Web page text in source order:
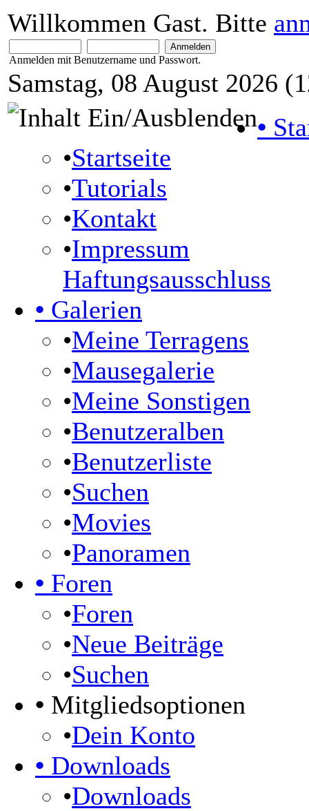
Willkommen Gast. Bitte
Anmelden mit Benutzername und Passwort.
Samstag, 08 August 2026
•
•Startseite
•Tutorials
•Kontakt
•Impressum
Haftungsausschluss
• Galerien
•Meine Terragens
•Mausegalerie
•Meine Sonstigen
•Benutzeralben
•Benutzerliste
•Suchen
•Movies
•Panoramen
• Foren
•Foren
•Neue Beiträge
•Suchen
• Mitgliedsoptionen
•Dein Konto
• Downloads
•Downloads